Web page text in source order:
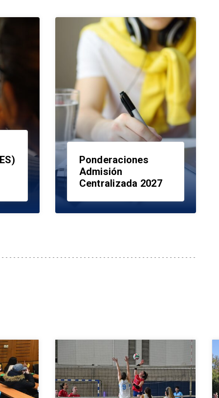
Ponderaciones
Admisión
Centralizada 2027